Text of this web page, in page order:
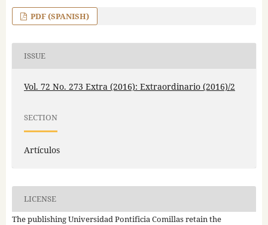
PDF (SPANISH)
ISSUE
Vol. 72 No. 273 Extra (2016): Extraordinario (2016)/2
SECTION
Artículos
LICENSE
The publishing Universidad Pontificia Comillas retain the